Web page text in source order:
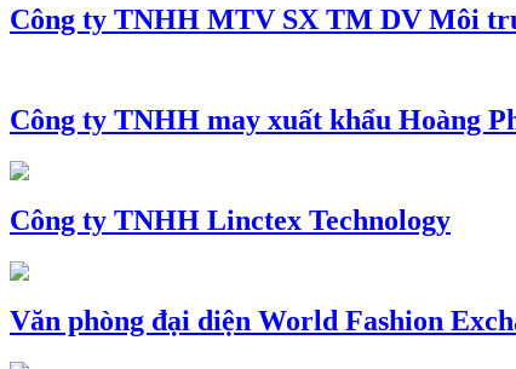
Công ty TNHH MTV SX TM DV Môi
Công ty TNHH may xuất khẩu Hoàng
Công ty TNHH Linctex Technology
Văn phòng đại diện World Fashion